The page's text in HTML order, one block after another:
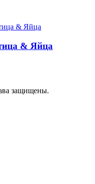
& Яйца
защищены.